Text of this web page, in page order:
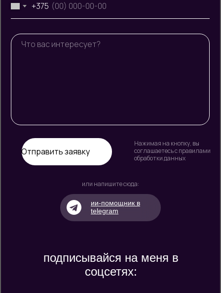
+375
Нажимая на кнопку, вы
соглашаетесь с правилами
обработки данных
Отправить заявку
подписывайся на меня в
соцсетях:
ии-помощник в
telegram
или напишите сюда: